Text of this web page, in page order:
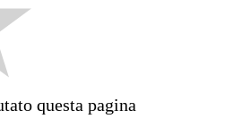
questa pagina